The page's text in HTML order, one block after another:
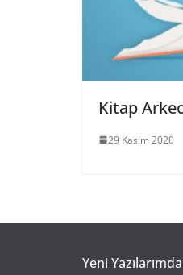
Kitap
29 Kasım 2020
Yeni